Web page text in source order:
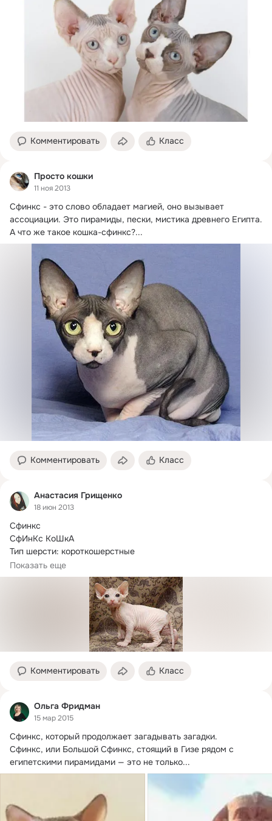
Комментировать Класс
Просто кошки
11 ноя 2013
Сфинкс - это слово обладает магией, оно вызывает
ассоциации. Это пирамиды, пески, мистика древнего Египта.
А что же такое кошка-сфинкс?...
Комментировать Класс
Анастасия Грищенко
18 июн 2013
Сфинкс
СфИнКс КоШкА
Тип шерсти: короткошерстные
Размер: средние
Страна происхождения: Америка, Россия
В нашей стране различают канадских, донских и
петербургских сфинксов.
Показать еще
Комментировать Класс
Ольга Фридман
15 мар 2015
Сфинкс, который продолжает загадывать загадки.
Сфинкс, или Большой Сфинкс, стоящий в Гизе рядом с
египетскими пирамидами — это не только...